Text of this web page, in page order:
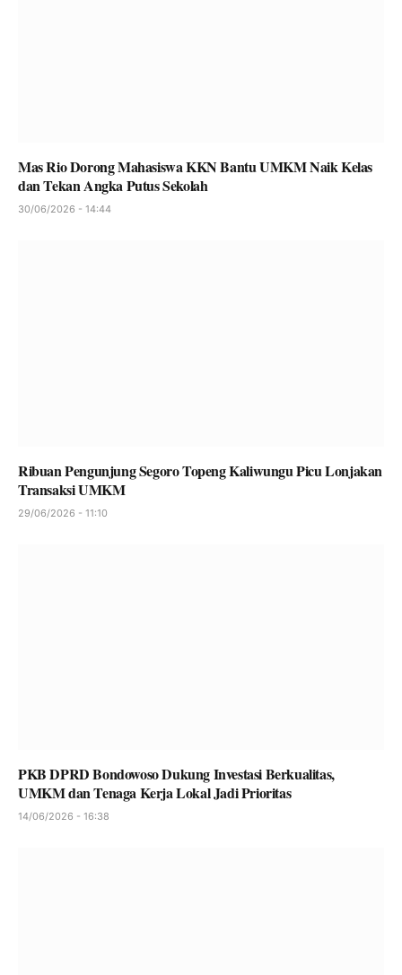
Mas Rio Dorong Mahasiswa KKN Bantu UMKM Naik Kelas
dan Tekan Angka Putus Sekolah
30/06/2026 - 14:44
Ribuan Pengunjung Segoro Topeng Kaliwungu Picu Lonjakan
Transaksi UMKM
29/06/2026 - 11:10
PKB DPRD Bondowoso Dukung Investasi Berkualitas,
UMKM dan Tenaga Kerja Lokal Jadi Prioritas
14/06/2026 - 16:38